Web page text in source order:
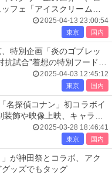
フェ「アイスクリーム・
2025-04-13 23:00:54
東京 国内
特別企画「炎のゴブレッ
抗試合”着想の特別フードや
2025-04-03 12:45:12
東京 国内
名探偵コナン」初コラボイ
飾や映像上映、キャラ達
2025-03-28 18:46:41
東京 国内
」が神田祭とコラボ、アク
ッズでもタッグ